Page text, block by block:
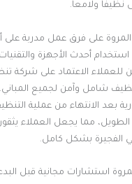
نظيفاً ولامعاً.
على فرق عمل مدربة
استخدام أحدث الأجهزة
للعملاء الاعتماد على شركة
شامل وآمن لجميع
بعد الانتهاء من عملية
الطويل، مما يجعل العملاء
الفجيرة بشكل كامل.
استشارات مجانية قبل